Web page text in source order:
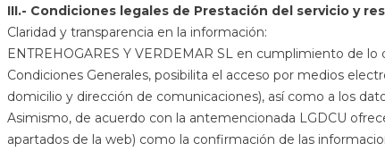
III.- Condiciones legales de Prestación del servicio y
Claridad y transparencia en la información:
ENTREHOGARES Y VERDEMAR SL en cumplimiento de
Condiciones Generales, posibilita el acceso por medios
domicilio y dirección de comunicaciones), así como a los
Asimismo, de acuerdo con la antemencionada LGDCU
apartados de la web) como la confirmación de las